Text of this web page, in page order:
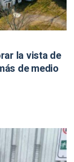
la vista de
de medio